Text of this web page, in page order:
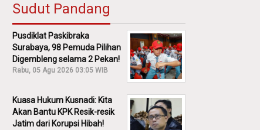
Sudut Pandang
Pusdiklat Paskibraka
Surabaya, 98 Pemuda Pilihan
Digembleng selama 2 Pekan!
Rabu, 05 Agu 2026 03:05 WIB
Kuasa Hukum Kusnadi: Kita
Akan Bantu KPK Resik-resik
Jatim dari Korupsi Hibah!